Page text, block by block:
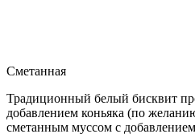
Сметанная
Традиционный белый бисквит
добавлением коньяка (по
сметанным муссом с